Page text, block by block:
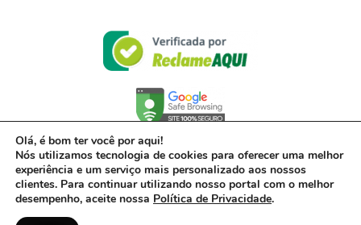
Olá, é bom ter você por aqui!
Nós utilizamos tecnologia de cookies para oferecer uma melhor
experiência e um serviço mais personalizado aos nossos
clientes. Para continuar utilizando nosso portal com o melhor
desempenho, aceite nossa Política de Privacidade.